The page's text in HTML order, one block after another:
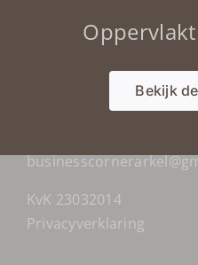
Raadhuisplein 2-4b
KvK 23032014
Privacyverklaring
Bekijk